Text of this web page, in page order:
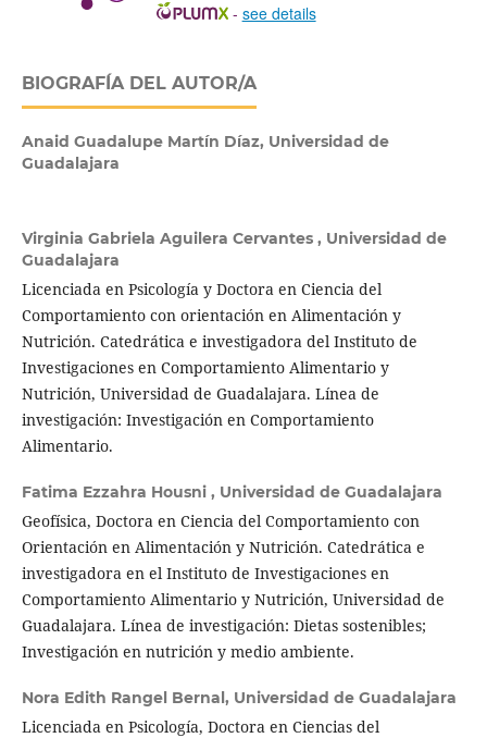
- see details
BIOGRAFÍA DEL AUTOR/A
Anaid Guadalupe Martín Díaz, Universidad de
Guadalajara
Virginia Gabriela Aguilera Cervantes , Universidad de
Guadalajara
Licenciada en Psicología y Doctora en Ciencia del
Comportamiento con orientación en Alimentación y
Nutrición. Catedrática e investigadora del Instituto de
Investigaciones en Comportamiento Alimentario y
Nutrición, Universidad de Guadalajara. Línea de
investigación: Investigación en Comportamiento
Alimentario.
Fatima Ezzahra Housni , Universidad de Guadalajara
Geofísica, Doctora en Ciencia del Comportamiento con
Orientación en Alimentación y Nutrición. Catedrática e
investigadora en el Instituto de Investigaciones en
Comportamiento Alimentario y Nutrición, Universidad de
Guadalajara. Línea de investigación: Dietas sostenibles;
Investigación en nutrición y medio ambiente.
Nora Edith Rangel Bernal, Universidad de Guadalajara
Licenciada en Psicología, Doctora en Ciencias del